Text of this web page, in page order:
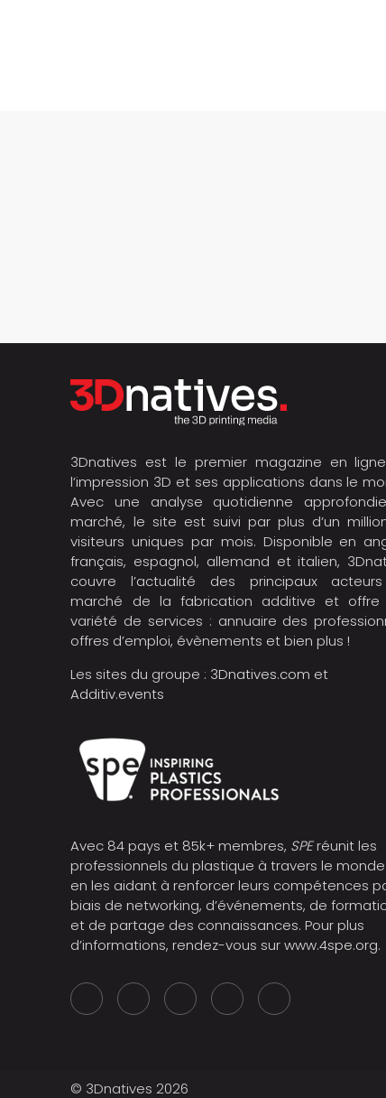
3Dnatives est le premier magazine en
l’impression 3D et ses applications dans le
Avec une analyse quotidienne
marché, le site est suivi par plus d’un
visiteurs uniques par mois. Disponible en
français, espagnol, allemand et italien,
couvre l’actualité des principaux
marché de la fabrication additive et offre
variété de services : annuaire des
offres d’emploi, évènements et bien plus !
Les sites du groupe : 3Dnatives.com et
Additiv.events
Avec 84 pays et 85k+ membres, SPEréunit les
professionnels du plastique à travers le
en les aidant à renforcer leurs compétences
biais de networking, d’événements, de
et de partage des connaissances. Pour plus
d’informations, rendez-vous surwww.4spe.org.
© 3Dnatives 2026